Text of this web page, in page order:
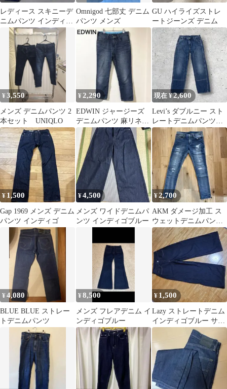
レディース スキニーデ
ニムパンツ インディゴ
ブルー
Omnigod 七部丈 デニム
パンツ メンズ
GU ハイライズストレ
ートジーンズ デニム
¥3,550
メンズ デニムパンツ 2
本セット UNIQLO
¥2,290
EDWIN ジャージーズ
デニムパンツ 麻リネン
混 インディゴ S
現在 ¥2,600
Levi’s ダブルニー スト
レートデニムパンツ
W30インディゴ
¥ 1,500
Gap 1969 メンズ デニム
パンツ インディゴ
¥4,500
メンズ ワイドデニムパ
ンツ インディゴブルー
¥2,700
AKM ダメージ加工 ス
ウェットデニムパンツ
インディゴ
¥4,080
BLUE BLUE ストレー
トデニムパンツ
¥8,500
メンズ フレアデニム イ
ンディゴブルー
¥ 1,500
Lazy ストレートデニム
インディゴブルー サイ
ズS